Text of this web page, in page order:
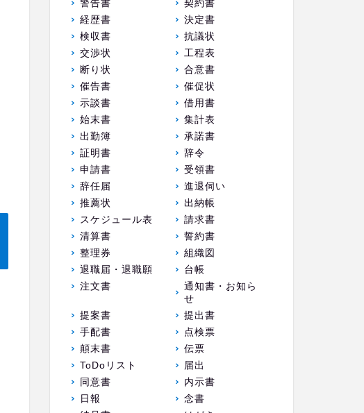
警告書
契約書
経歴書
決定書
検収書
抗議状
交渉状
工程表
断り状
合意書
催告書
催促状
示談書
借用書
始末書
集計表
出勤簿
承諾書
証明書
辞令
申請書
受領書
辞任届
進退伺い
推薦状
出納帳
スケジュール表
請求書
清算書
誓約書
整理券
組織図
退職届・退職願
台帳
注文書
通知書・お知ら
せ
提案書
提出書
手配書
点検票
顛末書
伝票
ToDoリスト
届出
同意書
内示書
日報
念書